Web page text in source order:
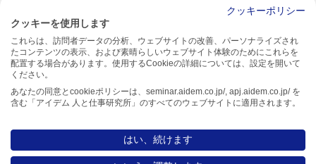
〒160-0022 東京都新宿区新宿1-4-10
アイデム本社ビル TEL:03-5269-6020
〒550-0005 大阪府大阪市西区西本町1-13-43
アイデム西本町ビル7F TEL:06-7662-2800
Copyright AIDEM Inc. All rights reserved.
クッキーポリシー
クッキーを使用します
これらは、訪問者データの分析、ウェブサイトの改善、パーソナライズされ
たコンテンツの表示、および素晴らしいウェブサイト体験のためにこれらを
配置する場合があります。使用するCookieの詳細については、設定を開いて
ください。
あなたの同意とcookieポリシーは、seminar.aidem.co.jp/, apj.aidem.co.jp/ を
含む「アイデム 人と仕事研究所」のすべてのウェブサイトに適用されます。
はい、続けます